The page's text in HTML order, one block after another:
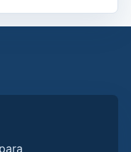
para